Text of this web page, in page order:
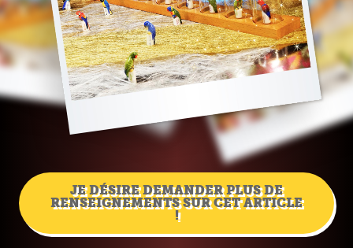
JE DÉSIRE DEMANDER PLUS DE
RENSEIGNEMENTS SUR CET ARTICLE
!